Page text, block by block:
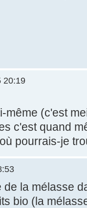
20:19
même (c'est
c'est quand
pourrais-je
la mélasse
bio (la